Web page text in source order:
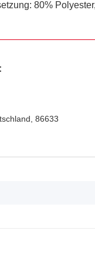
80%
86633